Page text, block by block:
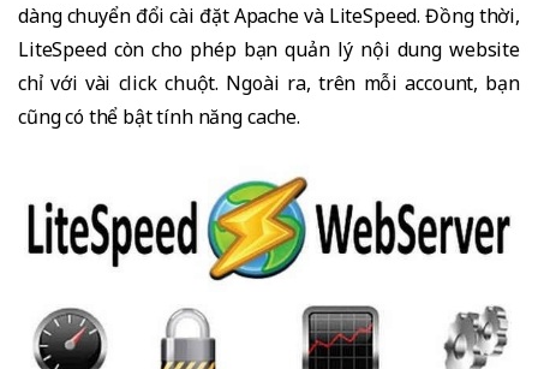
dàng chuyển đổi cài đặt Apache và LiteSpeed. Đồng thời,
LiteSpeed còn cho phép bạn quản lý nội dung website
chỉ với vài click chuột. Ngoài ra, trên mỗi account, bạn
cũng có thể bật tính năng cache.